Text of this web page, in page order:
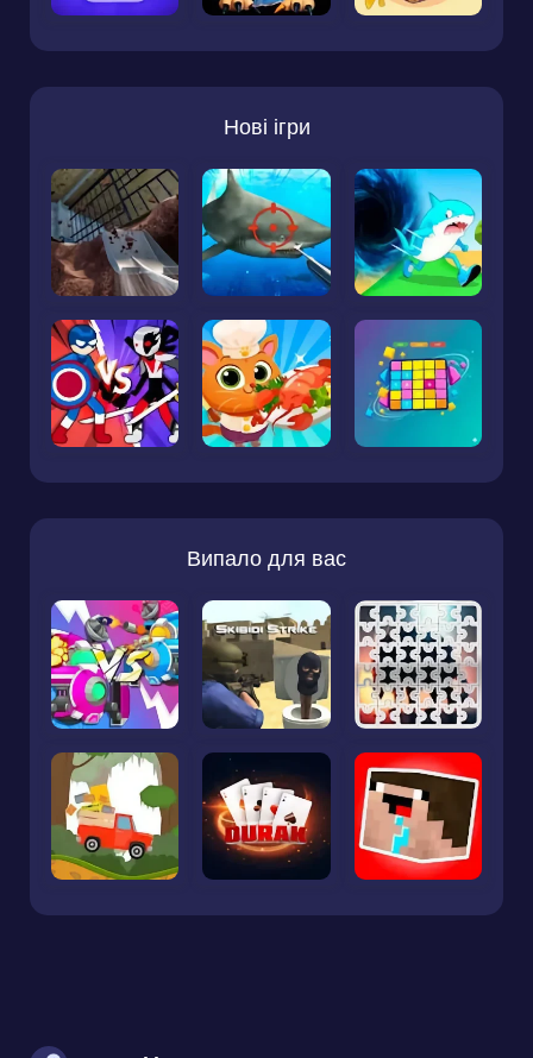
Нові ігри
Випало для вас